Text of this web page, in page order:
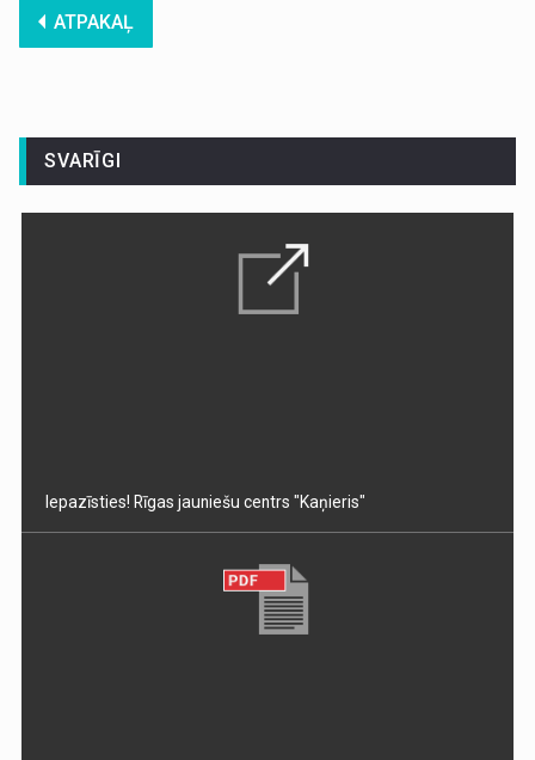
ATPAKAĻ
SVARĪGI
Iepazīsties! Rīgas jauniešu centrs "Kaņieris"